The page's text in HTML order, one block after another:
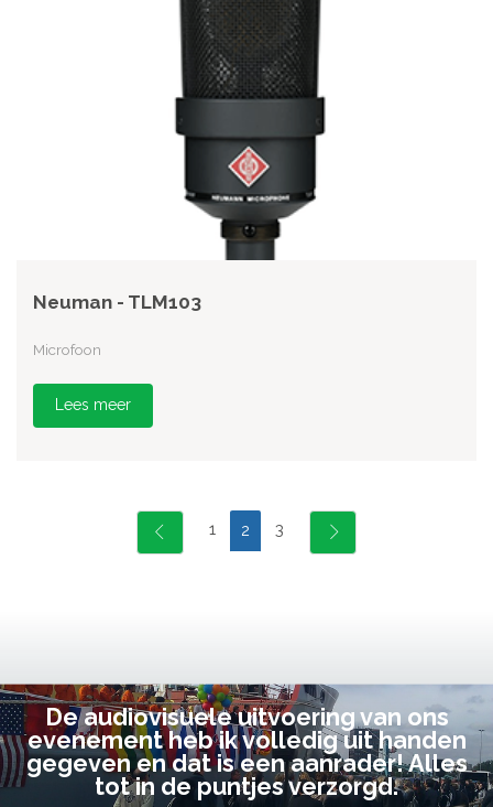
Neuman - TLM103
Microfoon
Lees meer
1 2 3
De audiovisuele uitvoering van ons
evenement heb ik volledig uit handen
gegeven en dat is een aanrader! Alles
tot in de puntjes verzorgd.